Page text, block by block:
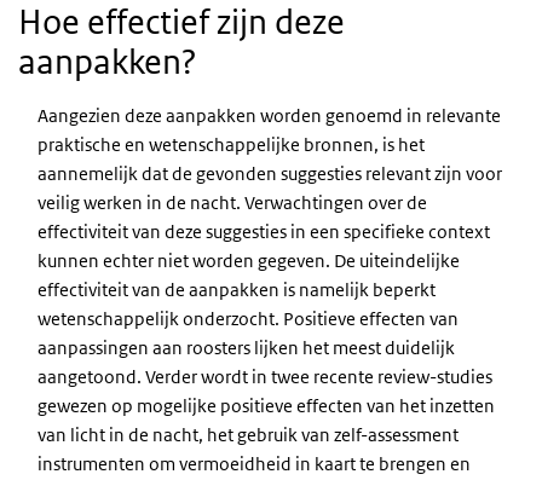
Hoe effectief zijn deze
aanpakken?
Aangezien deze aanpakken worden genoemd in relevante
praktische en wetenschappelijke bronnen, is het
aannemelijk dat de gevonden suggesties relevant zijn voor
veilig werken in de nacht. Verwachtingen over de
effectiviteit van deze suggesties in een specifieke context
kunnen echter niet worden gegeven. De uiteindelijke
effectiviteit van de aanpakken is namelijk beperkt
wetenschappelijk onderzocht. Positieve effecten van
aanpassingen aan roosters lijken het meest duidelijk
aangetoond. Verder wordt in twee recente review-studies
gewezen op mogelijke positieve effecten van het inzetten
van licht in de nacht, het gebruik van zelf-assessment
instrumenten om vermoeidheid in kaart te brengen en